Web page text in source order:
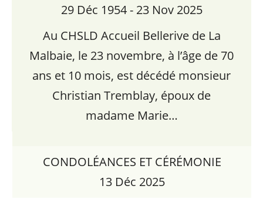
29 Déc 1954 - 23 Nov 2025
Au CHSLD Accueil Bellerive de La
Malbaie, le 23 novembre, à l’âge de 70
ans et 10 mois, est décédé monsieur
Christian Tremblay, époux de
madame Marie…
CONDOLÉANCES ET CÉRÉMONIE
13 Déc 2025